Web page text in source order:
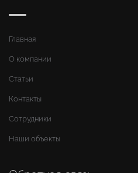
Главная
О компании
Статьи
Контакты
Сотрудники
Наши объекты